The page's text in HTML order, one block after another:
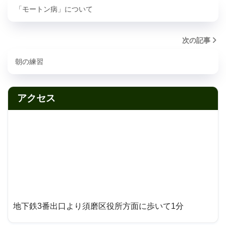
「モートン病」について
次の記事
朝の練習
アクセス
地下鉄3番出口より須磨区役所方面に歩いて1分